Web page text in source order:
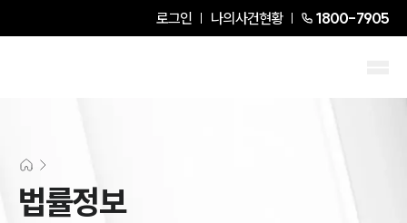
로그인 나의사건현황 1800-7905
법률정보